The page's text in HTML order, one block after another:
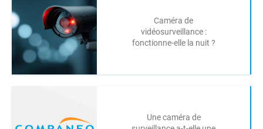
Caméra de
vidéosurveillance :
fonctionne-elle la nuit ?
Une caméra de